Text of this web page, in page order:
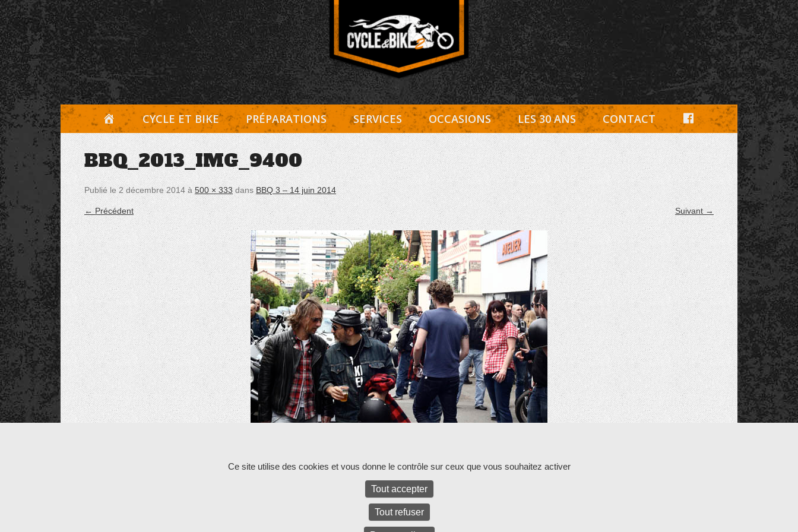
Aller
au
contenu
Cycle et Bike
Entretien Harley-Davidson, préparation et custom, boutique, pièces détachées Rambouillet
A
C
C
U
E
I
L
CYCLE ET BIKE PRÉPARATIONS SERVICES OCCASIONS LES 30 ANS CONTACT
F
A
C
E
B
O
O
K
BBQ_2013_IMG_9400
Publié le2 décembre 2014à500 × 333dansBBQ 3 – 14 juin 2014
← Précédent Suivant →
Panneau de gestion des cookies
Ce site utilise des cookies et vous donne le contrôle sur ceux que vous souhaitez activer
Tout accepter
Tout refuser